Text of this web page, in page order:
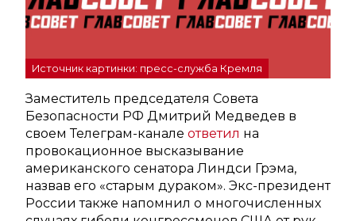
Источник картинки: пресс-служба Кремля
Заместитель председателя Совета
Безопасности РФ Дмитрий Медведев в
своем Телеграм-канале ответил на
провокационное высказывание
американского сенатора Линдси Грэма,
назвав его «старым дураком». Экс-президент
России также напомнил о многочисленных